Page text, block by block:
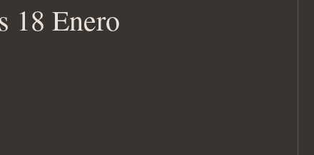
18 Enero